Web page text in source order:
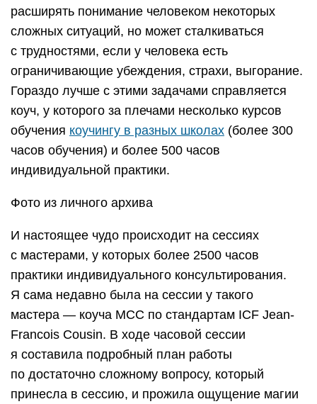
расширять понимание человеком некоторых
сложных ситуаций, но может сталкиваться
с трудностями, если у человека есть
ограничивающие убеждения, страхи, выгорание.
Гораздо лучше с этими задачами справляется
коуч, у которого за плечами несколько курсов
обучения коучингу в разных школах (более 300
часов обучения) и более 500 часов
индивидуальной практики.
Фото из личного архива
И настоящее чудо происходит на сессиях
с мастерами, у которых более 2500 часов
практики индивидуального консультирования.
Я сама недавно была на сессии у такого
мастера — коуча МСС по стандартам ICF Jean-
Francois Cousin. В ходе часовой сессии
я составила подробный план работы
по достаточно сложному вопросу, который
принесла в сессию, и прожила ощущение магии